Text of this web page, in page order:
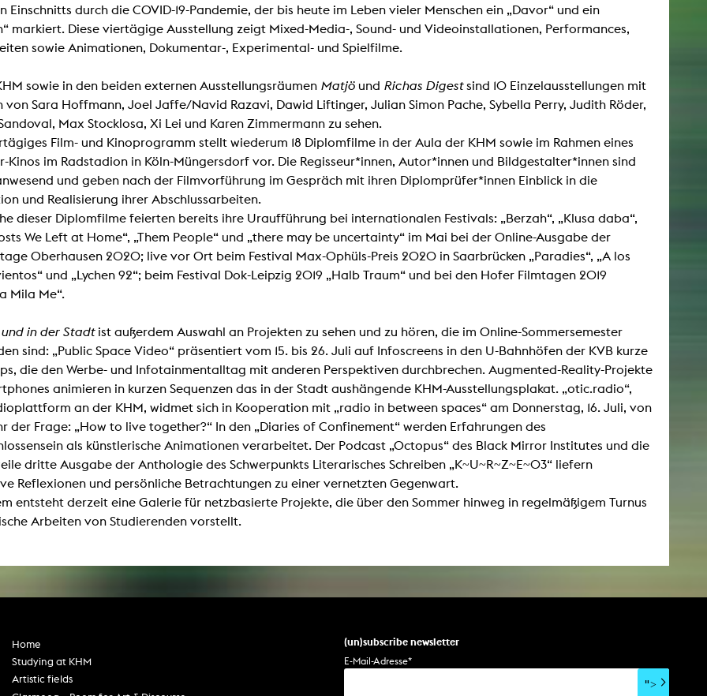
Einschnitts durch die COVID-19-Pandemie, der bis heute im Leben vieler Menschen ein „Davor“ und ein
markiert. Diese viertägige Ausstellung zeigt Mixed-Media-, Sound- und Videoinstallationen, Performances,
sowie Animationen, Dokumentar-, Experimental- und Spielfilme.
sowie in den beiden externen Ausstellungsräumen Matjö und Richas Digestsind 10 Einzelausstellungen mit
von Sara Hoffmann, Joel Jaffe/Navid Razavi, Dawid Liftinger, Julian Simon Pache, Sybella Perry, Judith Röder,
Max Stocklosa, Xi Lei und Karen Zimmermann zu sehen.
Film- und Kinoprogramm stellt wiederum 18 Diplomfilme in der Aula der KHM sowie im Rahmen eines
Kinos im Radstadion in Köln-Müngersdorf vor. Die Regisseur*innen, Autor*innen und Bildgestalter*innen sind
und geben nach der Filmvorführung im Gespräch mit ihren Diplomprüfer*innen Einblick in die
und Realisierung ihrer Abschlussarbeiten.
dieser Diplomfilme feierten bereits ihre Uraufführung bei internationalen Festivals: „Berzah“, „Klusa daba“,
We Left at Home“, „Them People“ und „there may be uncertainty“ im Mai bei der Online-Ausgabe der
Oberhausen 2020; live vor Ort beim Festival Max-Ophüls-Preis 2020 in Saarbrücken „Paradies“, „A los
und „Lychen 92“; beim Festival Dok-Leipzig 2019 „Halb Traum“ und bei den Hofer Filmtagen 2019
Mila Me“.
in der Stadtist außerdem Auswahl an Projekten zu sehen und zu hören, die im Online-Sommersemester
sind: „Public Space Video“ präsentiert vom 15. bis 26. Juli auf Infoscreens in den U-Bahnhöfen der KVB kurze
die den Werbe- und Infotainmentalltag mit anderen Perspektiven durchbrechen. Augmented-Reality-Projekte
animieren in kurzen Sequenzen das in der Stadt aushängende KHM-Ausstellungsplakat. „otic.radio“,
an der KHM, widmet sich in Kooperation mit „radio in between spaces“ am Donnerstag, 16. Juli, von
der Frage: „How to live together?“ In den „Diaries of Confinement“ werden Erfahrungen des
als künstlerische Animationen verarbeitet. Der Podcast „Octopus“ des Black Mirror Institutes und die
dritte Ausgabe der Anthologie des Schwerpunkts Literarisches Schreiben „K~U~R~Z~E~03“ liefern
Reflexionen und persönliche Betrachtungen zu einer vernetzten Gegenwart.
entsteht derzeit eine Galerie für netzbasierte Projekte, die über den Sommer hinweg in regelmäßigem Turnus
Arbeiten von Studierenden vorstellt.
(un)subscribe newsletter
E-Mail-Adresse*
">
Home
Studying at KHM
Artistic fields